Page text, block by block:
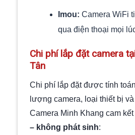
Imou: Camera WiFi
qua điện thoại mọi
Chi phí lắp đặt camera
Tân
Chi phí lắp đặt được tính
lượng camera, loại thiết bị
Camera Minh Khang cam kết
– không phát sinh: